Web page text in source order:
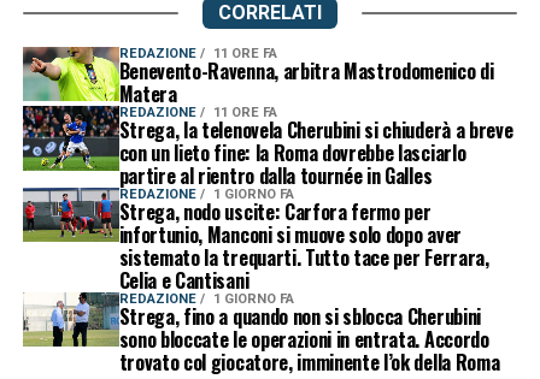
CORRELATI
REDAZIONE 11 ORE FA
Benevento-Ravenna, arbitra Mastrodomenico di
Matera
REDAZIONE 11 ORE FA
Strega, la telenovela Cherubini si chiuderà a breve
con un lieto fine: la Roma dovrebbe lasciarlo
partire al rientro dalla tournée in Galles
REDAZIONE 1 GIORNO FA
Strega, nodo uscite: Carfora fermo per
infortunio, Manconi si muove solo dopo aver
sistemato la trequarti. Tutto tace per Ferrara,
Celia e Cantisani
REDAZIONE 1 GIORNO FA
Strega, fino a quando non si sblocca Cherubini
sono bloccate le operazioni in entrata. Accordo
trovato col giocatore, imminente l’ok della Roma